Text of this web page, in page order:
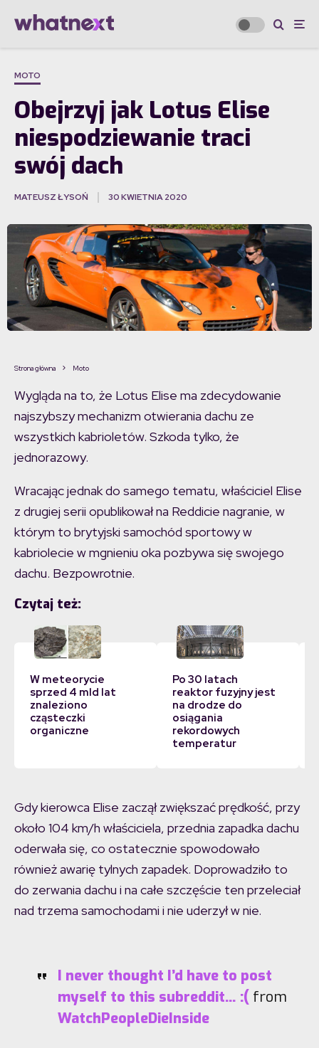
MOTO
Obejrzyj jak Lotus Elise
niespodziewanie traci
swój dach
MATEUSZ ŁYSOŃ 30 KWIETNIA 2020
Strona główna Moto
Wygląda na to, że Lotus Elise ma zdecydowanie
najszybszy mechanizm otwierania dachu ze
wszystkich kabrioletów. Szkoda tylko, że
jednorazowy.
Wracając jednak do samego tematu, właściciel Elise
z drugiej serii opublikował na Reddicie nagranie, w
którym to brytyjski samochód sportowy w
kabriolecie w mgnieniu oka pozbywa się swojego
dachu. Bezpowrotnie.
Czytaj też:
W meteorycie
sprzed 4 mld lat
znaleziono
cząsteczki
organiczne
Po 30 latach
reaktor fuzyjny jest
na drodze do
osiągania
rekordowych
temperatur
Gdy kierowca Elise zaczął zwiększać prędkość, przy
około 104 km/h właściciela, przednia zapadka dachu
oderwała się, co ostatecznie spowodowało
również awarię tylnych zapadek. Doprowadziło to
do zerwania dachu i na całe szczęście ten przeleciał
nad trzema samochodami i nie uderzył w nie.
I never thought I’d have to post
myself to this subreddit… :( from
WatchPeopleDieInside